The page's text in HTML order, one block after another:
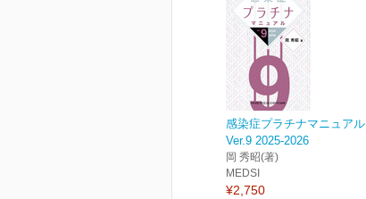
感染症プラチナマニュアル
Ver.9 2025-2026
岡 秀昭(著)
MEDSI
¥2,750